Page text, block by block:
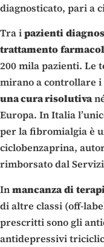
diagnosticato, pari a
Tra ipazienti
trattamento
200 mila pazienti. Le
mirano a controllare i
una cura risolutiva
Europa. In Italia
per la fibromialgia è
ciclobenzaprina,
rimborsato dal
Inmancanzadi
di altre classi (off-
prescritti sono gli
antidepressivi